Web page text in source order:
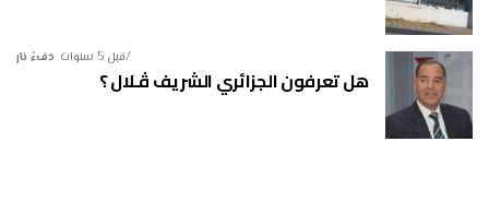
دفءُ نار قبل 5 سنوات
هل تعرفون الجزائري الشريف ڤـلال ؟